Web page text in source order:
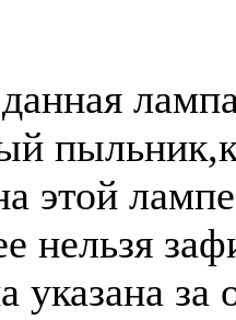
этой
нельзя
за